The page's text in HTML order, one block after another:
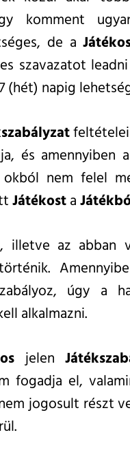
komment
de a
szavazatot
(hét) napig
és amennyiben
okból nem felel
Játékosta
illetve az abban
úgy a
alkalmazni.
jelen
fogadja el,
jogosult részt